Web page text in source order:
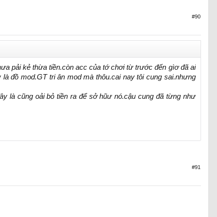
#90
pải kẻ thừa tiền.còn acc của tớ chơi từ trước đến gìơ đã ai
đồ mod.GT tri ân mod mà thôu.cai nay tôi cung sai.nhưng
là cũng oải bỏ tiền ra để sở hũư nó.cậu cung đã từng như
#91